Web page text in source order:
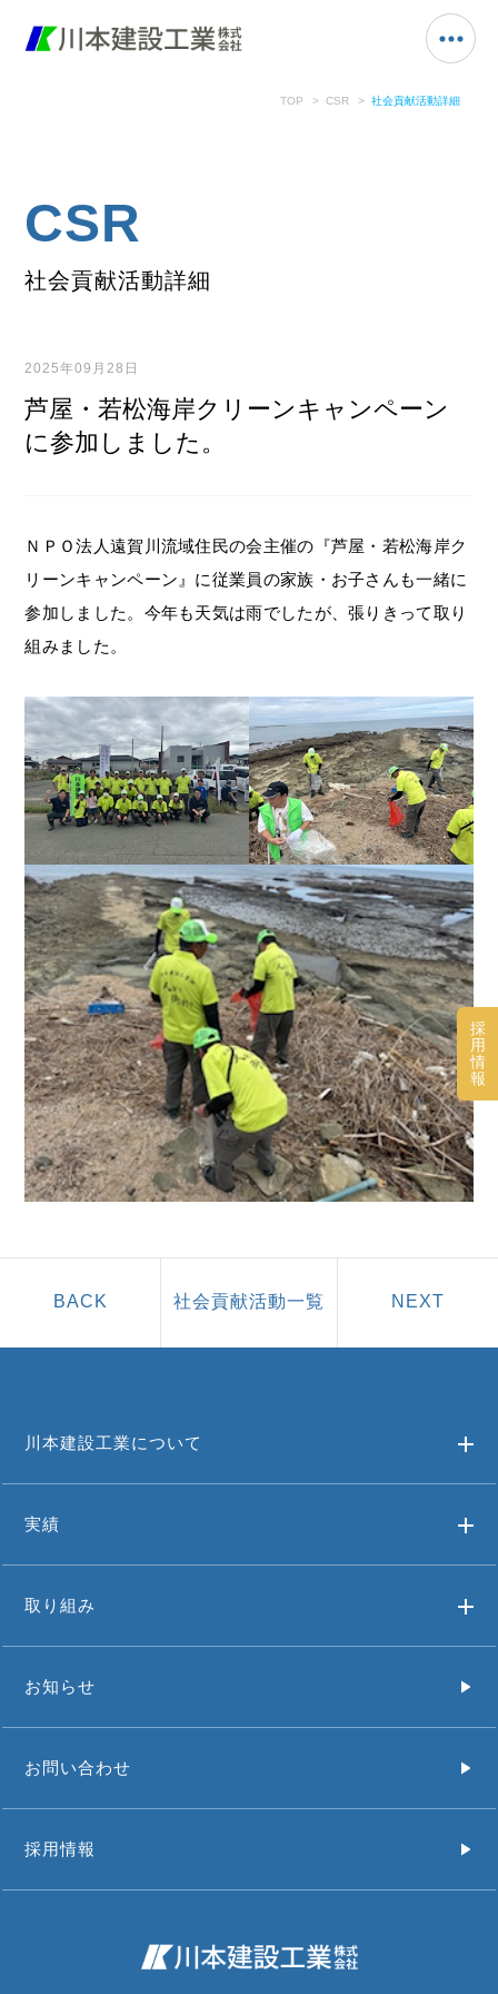
採
用
情
報
TOP CSR 社会貢献活動詳細
CSR
社会貢献活動詳細
2025年09月28日
芦屋・若松海岸クリーンキャンペーン
に参加しました。
ＮＰＯ法人遠賀川流域住民の会主催の『芦屋・若松海岸ク
リーンキャンペーン』に従業員の家族・お子さんも一緒に
参加しました。 今年も天気は雨でしたが、張りきって取り
組みました。
社会貢献活動一覧
川本建設工業について
実績
取り組み
お知らせ
お問い合わせ
採用情報